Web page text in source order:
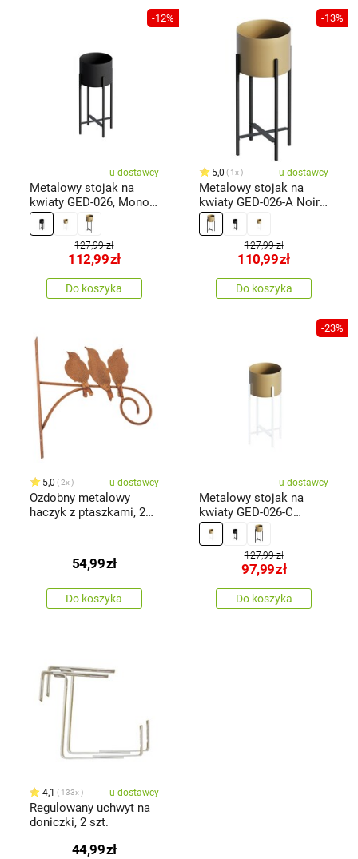
-12%
u dostawcy
Metalowy stojak na
kwiaty GED-026, Mono
black
127,99 zł
112,99zł
Do koszyka
-13%
5,0 1x u dostawcy
Metalowy stojak na
kwiaty GED-026-A Noir,
czarny/złoty
127,99 zł
110,99zł
Do koszyka
5,0 2x u dostawcy
Ozdobny metalowy
haczyk z ptaszkami, 27
54,99zł
Do koszyka
-23%
u dostawcy
Metalowy stojak na
kwiaty GED-026-C
Aurum, biały/złoty
127,99 zł
97,99zł
Do koszyka
4,1 133x u dostawcy
Regulowany uchwyt na
doniczki, 2 szt.
44,99zł